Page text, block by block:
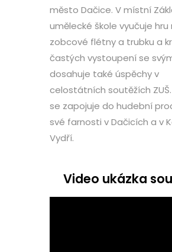
město Dačice. V místní
umělecké škole vyučuje hru
zobcové flétny a trubku a
častých vystoupení se
dosahuje také úspěchy v
celostátních soutěžích
se zapojuje do hudební
své farnosti v Dačicích a v
Vydří.
Video ukázka